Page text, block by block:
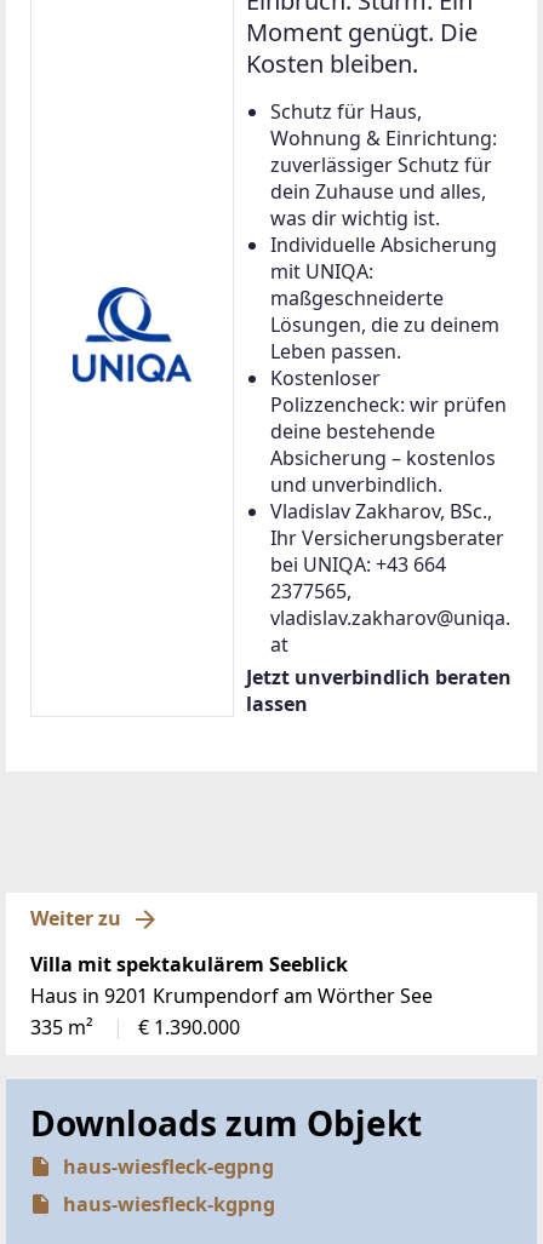
Moment genügt. Die
Kosten bleiben.
Schutz für Haus,
Wohnung & Einrichtung:
zuverlässiger Schutz für
dein Zuhause und alles,
was dir wichtig ist.
Individuelle Absicherung
mit UNIQA:
maßgeschneiderte
Lösungen, die zu deinem
Leben passen.
Kostenloser
Polizzencheck: wir prüfen
deine bestehende
Absicherung – kostenlos
und unverbindlich.
Vladislav Zakharov, BSc.,
Ihr Versicherungsberater
bei UNIQA: +43 664
2377565,
vladislav.zakharov@uniqa.
at
Jetzt unverbindlich beraten
lassen
Weiter zu
Villa mit spektakulärem Seeblick
Haus in 9201 Krumpendorf am Wörther See
335 m²
€ 1.390.000
Downloads zum Objekt
haus-wiesfleck-egpng
haus-wiesfleck-kgpng